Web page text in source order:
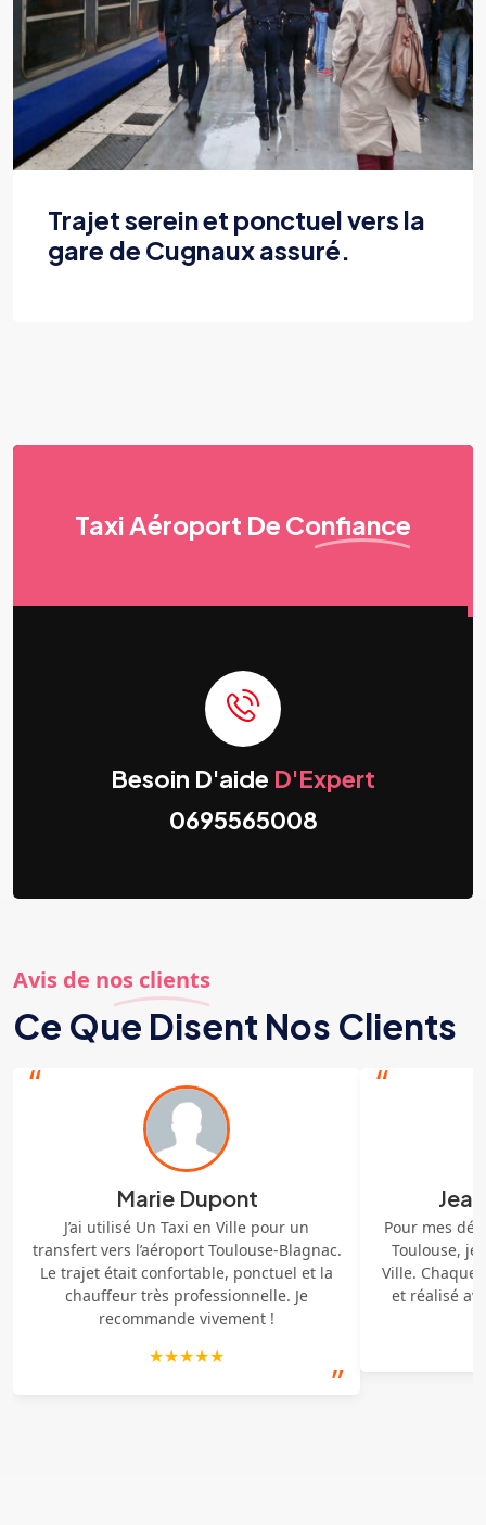
Déplacement confortable et
sécurisé vers Cugnaux avec
Taxi Aéroport De Confiance
Besoin D'aide D'Expert
0695565008
Avis de nos clients
Ce Que Disent Nos Clients
“
Marie Dupont
J’ai utilisé Un Taxi en Ville pour un
transfert vers l’aéroport Toulouse-Blagnac.
Le trajet était confortable, ponctuel et la
chauffeur très professionnelle. Je
recommande vivement !
★★★★★
”
“
Pour mes
Toulouse, je
Ville. Chaque
et réalisé